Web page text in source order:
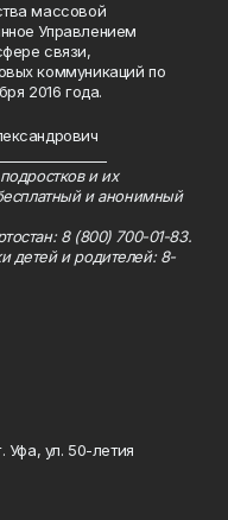
массовой
Управлением
связи,
коммуникаций по
2016 года.
и их
и анонимный
8 (800) 700-01-83.
детей и родителей: 8-
Уфа, ул. 50-летия